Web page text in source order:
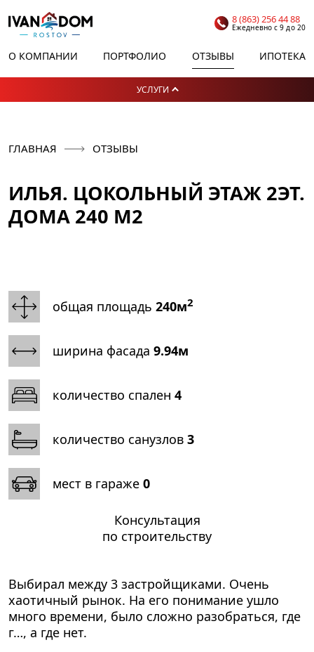
О КОМПАНИИ ПОРТФОЛИО ОТЗЫВЫ ИПОТЕКА
8 (863) 256 44 88
Ежедневно с 9 до 20
УСЛУГИ
ГЛАВНАЯ ОТЗЫВЫ
ИЛЬЯ. ЦОКОЛЬНЫЙ ЭТАЖ 2ЭТ.
ДОМА 240 М2
общая площадь 240м2
ширина фасада 9.94м
количество спален 4
количество санузлов 3
мест в гараже 0
Консультация
по строительству
Выбирал между 3 застройщиками. Очень
хаотичный рынок. На его понимание ушло
много времени, было сложно разобраться, где
г…, а где нет.